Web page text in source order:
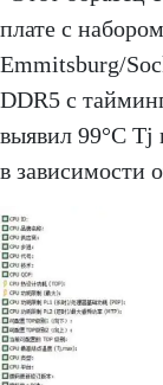
плате с
Emmitsburg/
DDR5 с
выявил 99°C Tj
в зависимости